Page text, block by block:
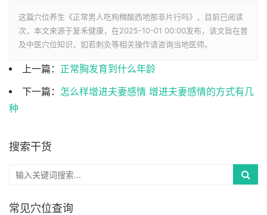
这篇穴位养生《正常男人吃枸橼酸西地那非片行吗》，目前已阅读
次，本文来源于复禾健康，在2025-10-01 00:00发布，该文旨在普
及中医穴位知识，如若刺灸等相关操作请咨询当地医师。
上一篇： 正常胸发育到什么年龄
下一篇： 怎么样增进夫妻感情 增进夫妻感情的方式有几
种
搜索干货
常见穴位查询